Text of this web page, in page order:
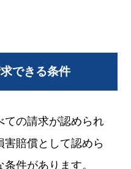
できる条件
ての請求が認められ
害賠償として認めら
件があります。